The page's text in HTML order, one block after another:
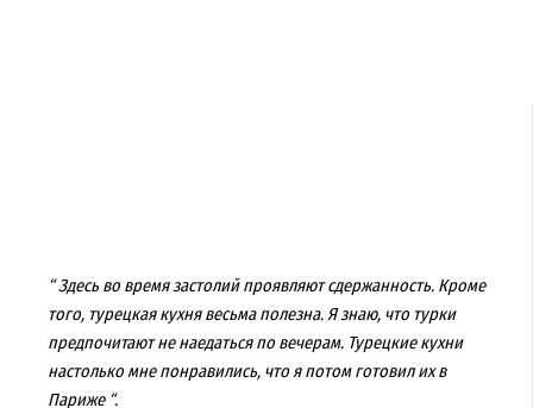
“ Здесь во время застолий проявляют сдержанность. Кроме
того, турецкая кухня весьма полезна. Я знаю, что турки
предпочитают не наедаться по вечерам. Турецкие кухни
настолько мне понравились, что я потом готовил их в
Париже “.